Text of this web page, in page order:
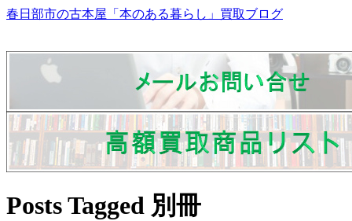
春日部市の古本屋「本のある暮らし」買取ブログ
Posts Tagged 別冊